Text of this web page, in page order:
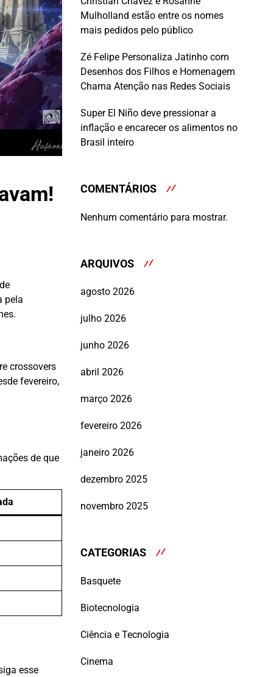
pela
crossovers
fevereiro,
de que
esse
Mulholland estão entre os nomes
mais pedidos pelo público
Zé Felipe Personaliza Jatinho com
Desenhos dos Filhos e Homenagem
Chama Atenção nas Redes Sociais
Super El Niño deve pressionar a
inflação e encarecer os alimentos no
Brasil inteiro
COMENTÁRIOS
Nenhum comentário para mostrar.
ARQUIVOS
agosto 2026
julho 2026
junho 2026
abril 2026
março 2026
fevereiro 2026
janeiro 2026
dezembro 2025
novembro 2025
CATEGORIAS
Basquete
Biotecnologia
Ciência e Tecnologia
Cinema